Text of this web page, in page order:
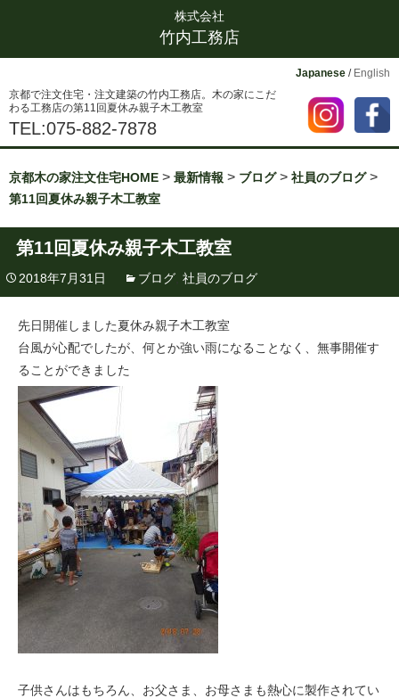
株式会社
竹内工務店
Japanese / English
京都で注文住宅・注文建築の竹内工務店。木の家にこだ
わる工務店の第11回夏休み親子木工教室
TEL:075-882-7878
京都木の家注文住宅HOME > 最新情報 > ブログ> 社員のブログ>
第11回夏休み親子木工教室
第11回夏休み親子木工教室
2018年7月31日 ブログ 社員のブログ
先日開催しました夏休み親子木工教室
台風が心配でしたが、何とか強い雨になることなく、無事開催す
ることができました
子供さんはもちろん、お父さま、お母さまも熱心に製作されてい